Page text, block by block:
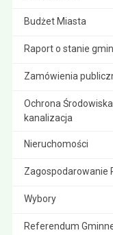
Budżet Miasta
Raport o stanie
Zamówienia
Ochrona
kanalizacja
Nieruchomości
Zagospodarowanie
Wybory
Referendum